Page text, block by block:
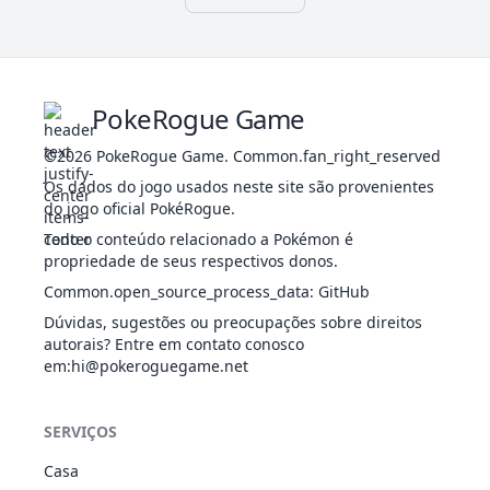
Grimer
2089 Muk
VEN
SOM
Poison
Gluttony
Power of
500 105
57 PrimeapeLUT 455 65 105 60
Water
Stench
Sticky Hold
325 80
Muk
Water
Absorb
Stench
Sticky Hold
Poison
Touch
PokeRogue Game
©2026 PokeRogue Game. Common.fan_right_reserved
Os dados do jogo usados neste site são provenientes
do jogo oficial PokéRogue.
Todo o conteúdo relacionado a Pokémon é
propriedade de seus respectivos donos.
Common.open_source_process_data: GitHub
Dúvidas, sugestões ou preocupações sobre direitos
autorais? Entre em contato conosco
em:hi@pokeroguegame.net
SERVIÇOS
Casa